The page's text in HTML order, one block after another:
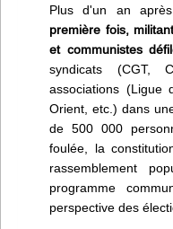
Plus d'un an
première fois,
et communistes
syndicats (CGT,
associations (Ligue
Orient, etc.) dans
de 500 000
foulée, la
rassemblement
programme
perspective des